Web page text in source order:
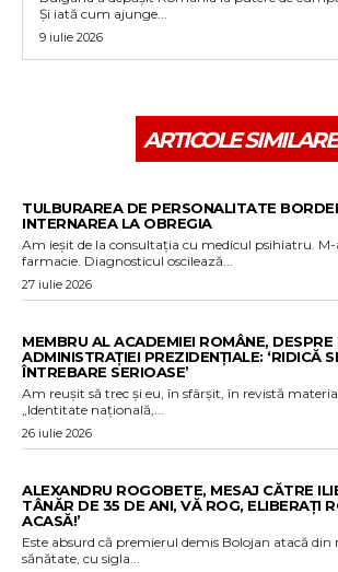
Și iată cum ajunge...
9 iulie 2026
ARTICOLE SIMILARE
TULBURAREA DE PERSONALITATE
INTERNAREA LA OBREGIA
Am ieșit de la consultația cu medicul psihiatru.
farmacie. Diagnosticul oscilează...
27 iulie 2026
MEMBRU AL ACADEMIEI ROMÂNE,
ADMINISTRAȚIEI PREZIDENȚIALE: ‘RIDICĂ
ÎNTREBARE SERIOASE’
Am reușit să trec și eu, în sfârșit, în revistă
„Identitate națională,...
26 iulie 2026
ALEXANDRU ROGOBETE, MESAJ CĂTRE
TÂNĂR DE 35 DE ANI, VĂ ROG, ELIBERAȚI
ACASĂ!’
Este absurd că premierul demis Bolojan atacă din
sănătate, cu sigla...